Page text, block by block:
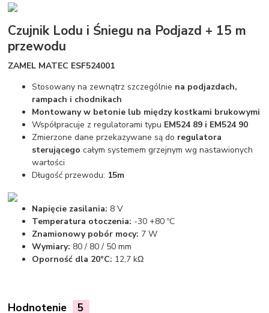
Czujnik Lodu i Śniegu na Podjazd + 15 m
przewodu
ZAMEL MATEC ESF524001
Stosowany na zewnątrz szczególnie na podjazdach,
rampach i chodnikach
Montowany w betonie lub między kostkami brukowymi
Współpracuje z regulatorami typu EM524 89 i EM524 90
Zmierzone dane przekazywane są do regulatora
sterującego całym systemem grzejnym wg nastawionych
wartości
Długość przewodu: 15m
Napięcie zasilania: 8 V
Temperatura otoczenia: -30 +80 ºC
Znamionowy pobór mocy: 7 W
Wymiary: 80 / 80 / 50 mm
Oporność dla 20°C: 12,7 kΩ
Hodnotenie 5